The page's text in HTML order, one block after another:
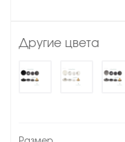
Другие цвета